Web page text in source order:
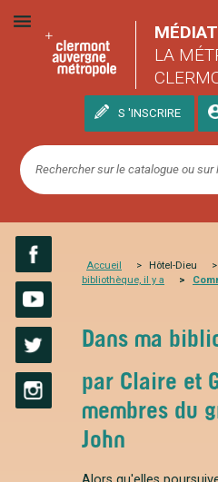
LA
S 'INSCRIRE
Accueil Hôtel-Dieu
bibliothèque, il y a
Dans ma
par Claire et
membres du
John
Facebook
YouTube
Twitter